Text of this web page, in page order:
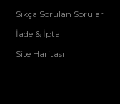
Sıkça Sorulan Sorular
İade & İptal
Site Haritası